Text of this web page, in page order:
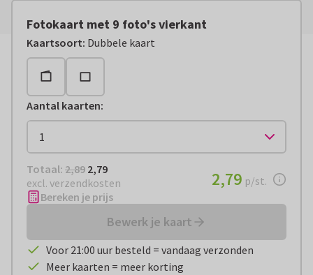
Fotokaart met 9 foto's vierkant
Kaartsoort: Dubbele kaart
Aantal kaarten:
Totaal: € 2,79
Totaal: 2,89 2,79
excl. verzendkosten
€ 2,79per stuk
2,79 p/st.
Bereken je prijs
Bewerk je kaart
Voor 21:00 uur besteld = vandaag verzonden
Meer kaarten = meer korting